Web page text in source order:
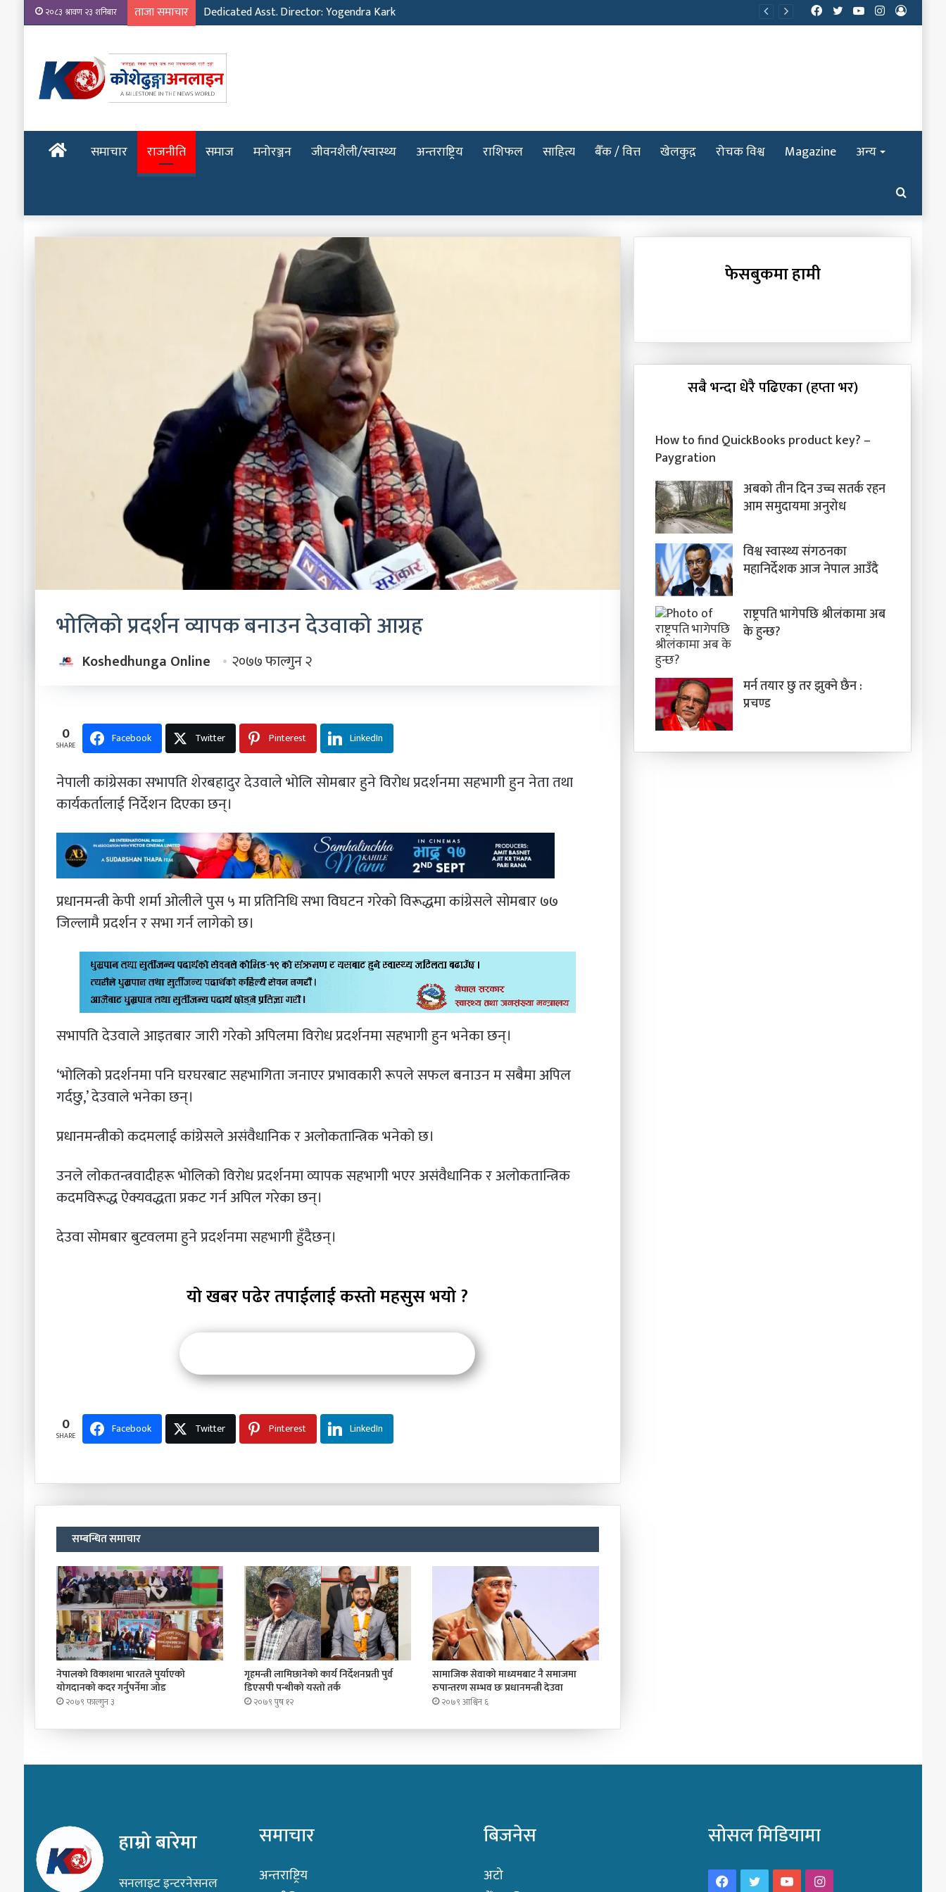
२०८३ श्रावण २३ शनिबार ताजा समाचार Dedicated Asst. Director: Yogendra Kark
Log
Instagram
YouTube
Twitter
Facebook
होमपेजसमाचार राजनीति समाज मनोरञ्जन जीवनशैली/स्वास्थ्य अन्तराष्ट्रिय राशिफल साहित्य बैँक / वित्त खेलकुद़़ रोचक विश्व Magazine अन्य
Search
for
भोलिको प्रदर्शन व्यापक बनाउन देउवाको आग्रह
Koshedhunga Online २०७७ फाल्गुन २
0
SHARE Facebook Twitter Pinterest LinkedIn
नेपाली कांग्रेसका सभापति शेरबहादुर देउवाले भोलि सोमबार हुने विरोध प्रदर्शनमा सहभागी हुन नेता तथा
कार्यकर्तालाई निर्देशन दिएका छन्।
प्रधानमन्त्री केपी शर्मा ओलीले पुस ५ मा प्रतिनिधि सभा विघटन गरेको विरूद्धमा कांग्रेसले सोमबार ७७
जिल्लामै प्रदर्शन र सभा गर्न लागेको छ।
सभापति देउवाले आइतबार जारी गरेको अपिलमा विरोध प्रदर्शनमा सहभागी हुन भनेका छन्।
‘भोलिको प्रदर्शनमा पनि घरघरबाट सहभागिता जनाएर प्रभावकारी रूपले सफल बनाउन म सबैमा अपिल
गर्दछु,’ देउवाले भनेका छन्।
प्रधानमन्त्रीको कदमलाई कांग्रेसले असंवैधानिक र अलोकतान्त्रिक भनेको छ।
उनले लोकतन्त्रवादीहरू भोलिको विरोध प्रदर्शनमा व्यापक सहभागी भएर असंवैधानिक र अलोकतान्त्रिक
कदमविरूद्ध ऐक्यवद्धता प्रकट गर्न अपिल गरेका छन्।
देउवा सोमबार बुटवलमा हुने प्रदर्शनमा सहभागी हुँदैछन्।
यो खबर पढेर तपाईलाई कस्तो महसुस भयो ?
0
SHARE Facebook Twitter Pinterest LinkedIn
सम्बन्धित समाचार
नेपालको विकाशमा भारतले पुर्याएको
योगदानको कदर गर्नुपर्नेमा जोड
२०७९ फाल्गुन ३
गृहमन्त्री लामिछानेको कार्य निर्देशनप्रती पुर्व
डिएसपी पन्थीको यस्तो तर्क
२०७९ पुष १२
सामाजिक सेवाको माध्यमबाट नै समाजमा
रुपान्तरण सम्भव छः प्रधानमन्त्री देउवा
२०७९ आश्विन ६
फेसबुकमा हामी
सबै भन्दा धेरै पढिएका (हप्ता भर)
How to find QuickBooks product key? –
Paygration
अबको तीन दिन उच्च सतर्क रहन
आम समुदायमा अनुरोध
विश्व स्वास्थ्य संगठनका
महानिर्देशक आज नेपाल आउँदै
राष्ट्रपति भागेपछि श्रीलंकामा अब
के हुन्छ?
मर्न तयार छु तर झुक्ने छैन :
प्रचण्ड
हाम्रो बारेमा
सनलाइट इन्टरनेसनल
समाचार
अन्तराष्ट्रिय
बिजनेस
अटो
सोसल मिडियामा
FacebookTwitterYouTubeInstagram